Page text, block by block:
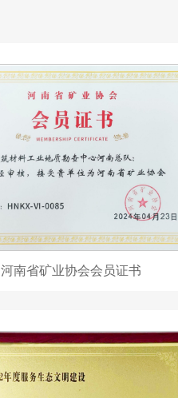
河南省矿业协会会员证书